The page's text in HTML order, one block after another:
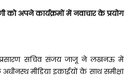
को अपने कार्यक्रमों में नवाचार के प्रयोग
प्रसारण सचिव संजय जाजू ने लखनऊ में
मीडिया इकाईयों के साथ समीक्षा